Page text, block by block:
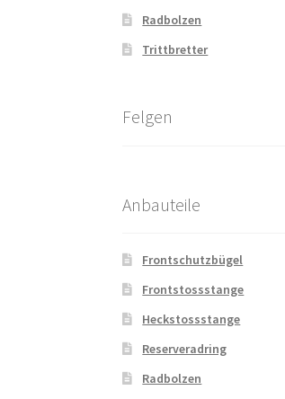
Radbolzen
Trittbretter
Felgen
Anbauteile
Frontschutzbügel
Frontstossstange
Heckstossstange
Reserveradring
Radbolzen